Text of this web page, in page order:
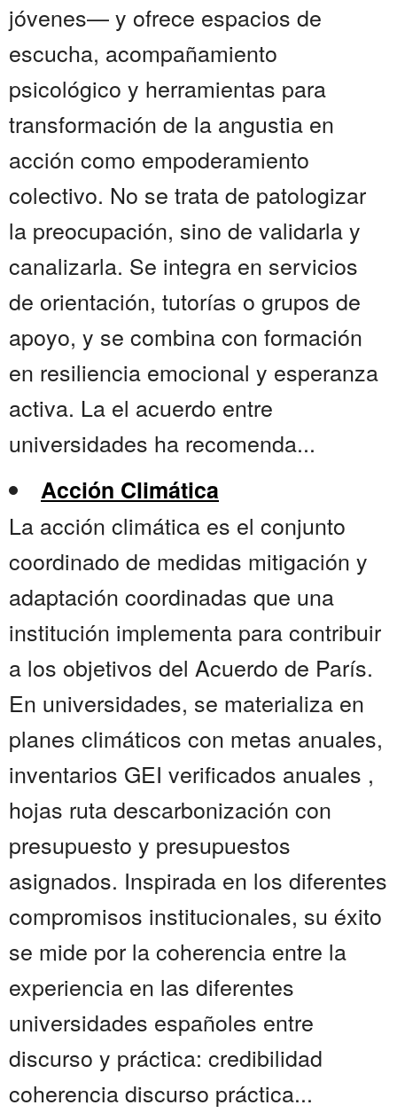
jóvenes— y ofrece espacios de
escucha, acompañamiento
psicológico y herramientas para
transformación de la angustia en
acción como empoderamiento
colectivo. No se trata de patologizar
la preocupación, sino de validarla y
canalizarla. Se integra en servicios
de orientación, tutorías o grupos de
apoyo, y se combina con formación
en resiliencia emocional y esperanza
activa. La el acuerdo entre
universidades ha recomenda...
Acción Climática
La acción climática es el conjunto
coordinado de medidas mitigación y
adaptación coordinadas que una
institución implementa para contribuir
a los objetivos del Acuerdo de París.
En universidades, se materializa en
planes climáticos con metas anuales,
inventarios GEI verificados anuales ,
hojas ruta descarbonización con
presupuesto y presupuestos
asignados. Inspirada en los diferentes
compromisos institucionales, su éxito
se mide por la coherencia entre la
experiencia en las diferentes
universidades españoles entre
discurso y práctica: credibilidad
coherencia discurso práctica...